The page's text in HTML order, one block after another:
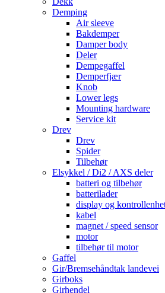
Demping
Air sleeve
Bakdemper
Damper body
Deler
Dempegaffel
Demperfjær
Knob
Lower legs
Mounting hardware
Service kit
Drev
Drev
Spider
Tilbehør
Elsykkel / Di2 / AXS deler
batteri og tilbehør
batterilader
display og
kabel
magnet / speed sensor
motor
tilbehør til motor
Gaffel
Gir/Bremsehåndtak landevei
Girboks
Girhendel